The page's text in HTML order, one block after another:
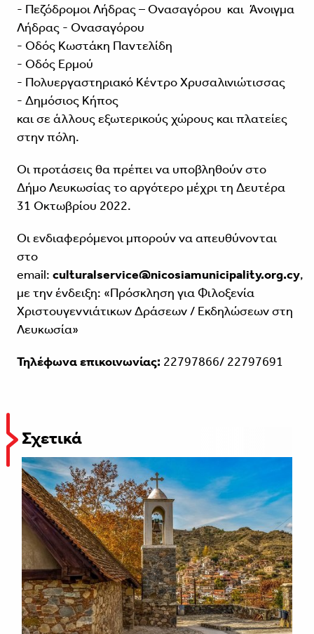
- Πεζόδρομοι Λήδρας – Ονασαγόρου και Άνοιγμα
Λήδρας - Ονασαγόρου
- Οδός Κωστάκη Παντελίδη
- Οδός Ερμού
- Πολυεργαστηριακό Κέντρο Χρυσαλινιώτισσας
- Δημόσιος Κήπος
και σε άλλους εξωτερικούς χώρους και πλατείες
στην πόλη.
Οι προτάσεις θα πρέπει να υποβληθούν στο
Δήμο Λευκωσίας το αργότερο μέχρι τη Δευτέρα
31 Οκτωβρίου 2022.
Οι ενδιαφερόμενοι μπορούν να απευθύνονται
στο
email: culturalservice@nicosiamunicipality.org.cy,
με την ένδειξη: «Πρόσκληση για Φιλοξενία
Χριστουγεννιάτικων Δράσεων / Εκδηλώσεων στη
Λευκωσία»
Τηλέφωνα επικοινωνίας: 22797866/ 22797691
Σχετικά